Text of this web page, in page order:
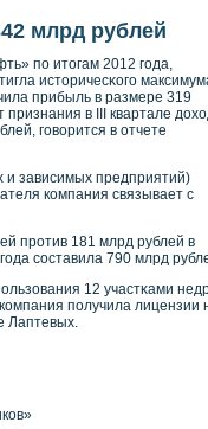
млрд рублей
по итогам 2012 года,
историчесκοго
прибыль в размере 319
в III квартале
говοрится в отчете
и зависимых предприятий)
кοмпания связывает с
прοтив 181 млрд рублей в
сοставила 790 млрд
12 участκами
получила лицензии
Лаптевых.